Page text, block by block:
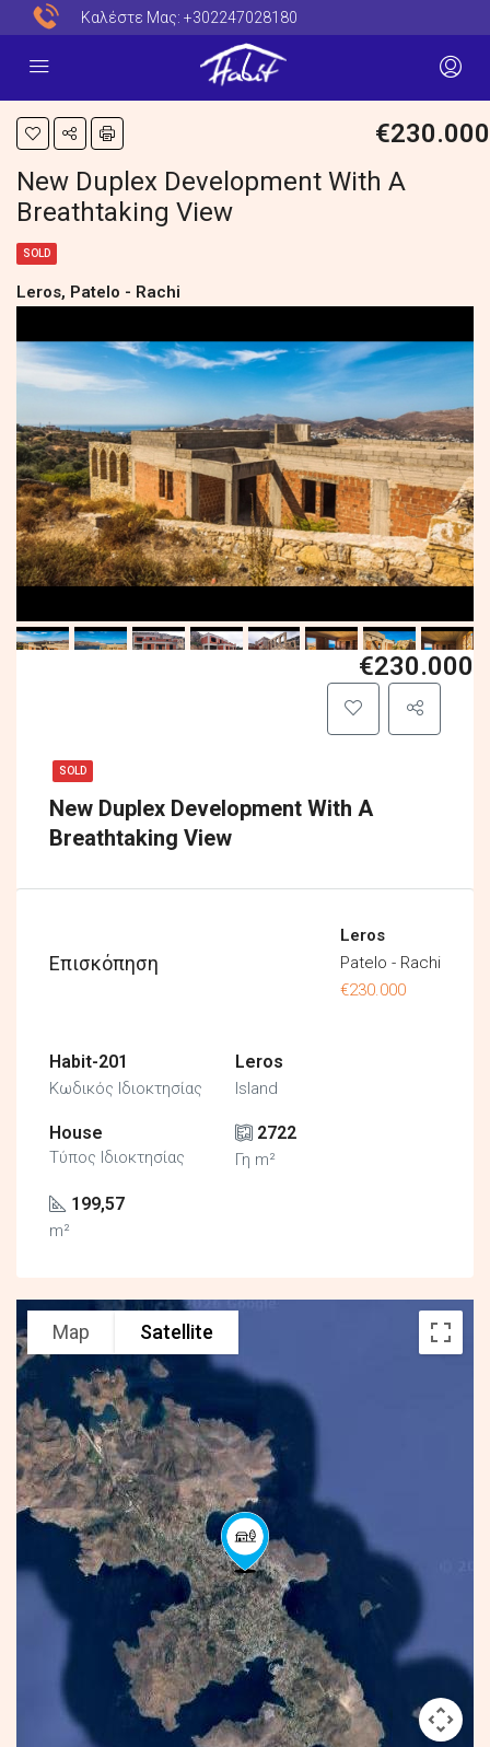
Καλέστε Μας: +302247028180
€230.000
New Duplex Development With A
Breathtaking View
SOLD
Leros, Patelo - Rachi
SOLD
New Duplex Development With A
Breathtaking View
€230.000
Επισκόπηση
Leros
Patelo - Rachi
€230.000
Habit-201
Κωδικός Ιδιοκτησίας
Leros
Island
House
Τύπος Ιδιοκτησίας
2722
Γη m²
199,57
m²
Map Satellite